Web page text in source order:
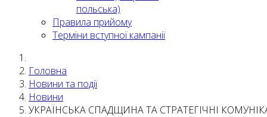
польська)
Правила прийому
Терміни вступної кампанії
Головна
Новини та події
Новини
УКРАЇНСЬКА СПАДЩИНА ТА СТРАТЕГІЧНІ